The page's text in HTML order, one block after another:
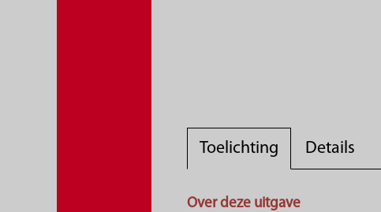
Toelichting Details
Over deze uitgave